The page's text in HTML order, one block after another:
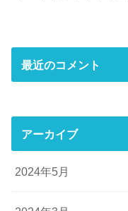
最近のコメント
アーカイブ
2024年5月